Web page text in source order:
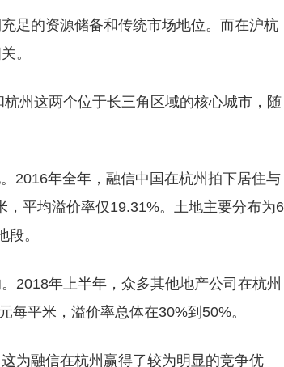
足的资源储备和传统市场地位。而在沪杭
。
州这两个位于长三角区域的核心城市，随
2016年全年，融信中国在杭州拍下居住与
平均溢价率仅19.31%。土地主要分布为6
。
2018年上半年，众多其他地产公司在杭州
平米，溢价率总体在30%到50%。
为融信在杭州赢得了较为明显的竞争优